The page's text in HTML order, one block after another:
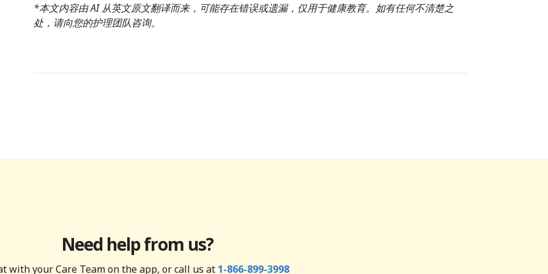
*本文内容由 AI 从英文原文翻译而来，可能存在错误或遗漏，仅用于健康教育。如有任何不清楚之
处，请向您的护理团队咨询。
Need help from us?
with your Care Team on the app, or call us at 1-866-899-3998